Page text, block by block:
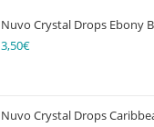
Nuvo Crystal Drops Ebony
3,50€
Nuvo Crystal Drops